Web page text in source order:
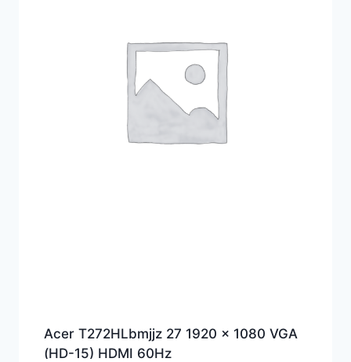
Acer T272HLbmjjz 27 1920 x 1080 VGA
(HD-15) HDMI 60Hz